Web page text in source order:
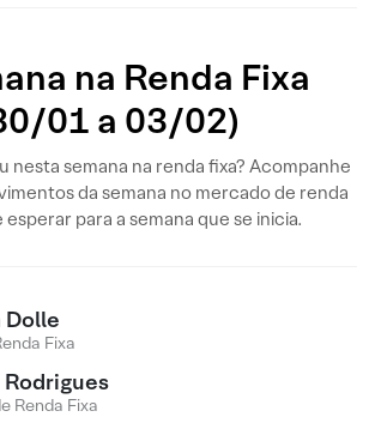
na Renda Fixa
01 a 03/02)
nesta semana na renda fixa? Acompanhe
da semana no mercado de renda
esperar para a semana que se inicia.
Dolle
Fixa
Rodrigues
Renda Fixa